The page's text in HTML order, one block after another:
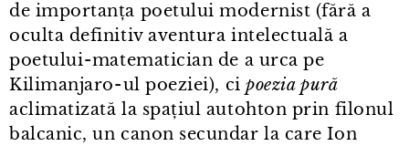
de importanța poetului modernist (fără a
oculta definitiv aventura intelectuală a
poetului⁠-⁠matematician de a urca pe
Kilimanjaro⁠-⁠ul poeziei), cipoezia pură
aclimatizată la spațiul autohton prin filonul
balcanic, un canon secundar la care Ion